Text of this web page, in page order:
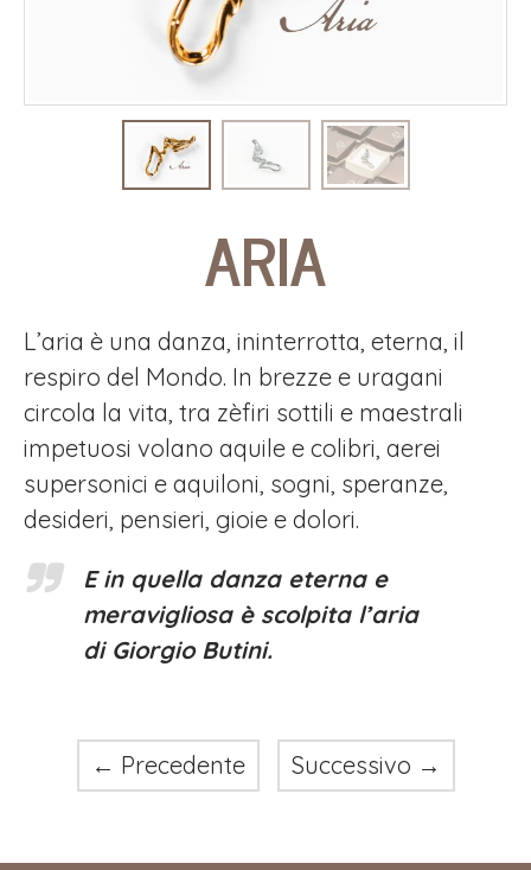
ARIA
L’aria è una danza, ininterrotta, eterna, il
respiro del Mondo. In brezze e uragani
circola la vita, tra zèfiri sottili e maestrali
impetuosi volano aquile e colibri, aerei
supersonici e aquiloni, sogni, speranze,
desideri, pensieri, gioie e dolori.
E in quella danza eterna e
meravigliosa è scolpita l’aria
di Giorgio Butini.
← Precedente Successivo →